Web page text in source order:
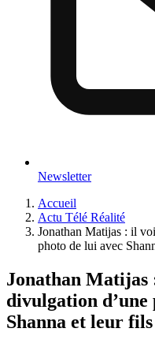
Newsletter
Accueil
Actu Télé Réalité
Jonathan Matijas : il
photo de lui avec
Jonathan Matijas
divulgation d’une
Shanna et leur fils